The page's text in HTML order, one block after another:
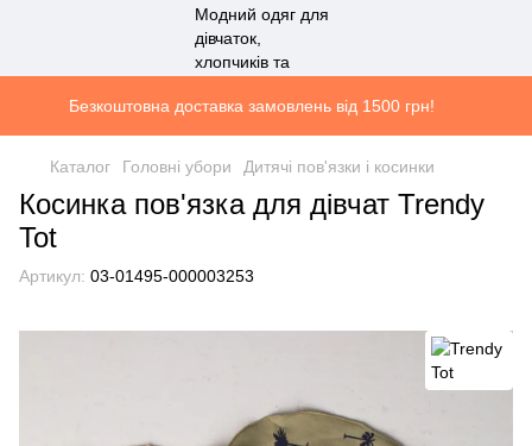
Безкоштовна доставка замовлень від 1500 грн!
Каталог Головні убори Дитячі пов'язки і косинки
Косинка пов'язка для дівчат Trendy
Tot
Артикул: 03-01495-000003253